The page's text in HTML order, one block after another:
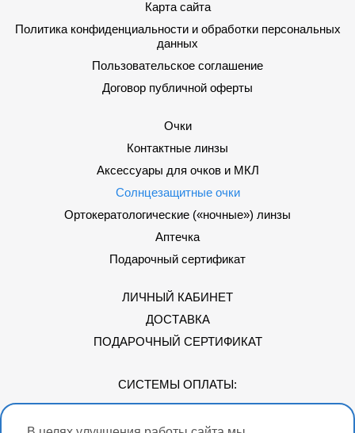
Карта сайта
Политика конфиденциальности и обработки персональных
данных
Пользовательское соглашение
Договор публичной оферты
Очки
Контактные линзы
Аксессуары для очков и МКЛ
Солнцезащитные очки
Ортокератологические («ночные») линзы
Аптечка
Подарочный сертификат
ЛИЧНЫЙ КАБИНЕТ
ДОСТАВКА
ПОДАРОЧНЫЙ СЕРТИФИКАТ
СИСТЕМЫ ОПЛАТЫ: